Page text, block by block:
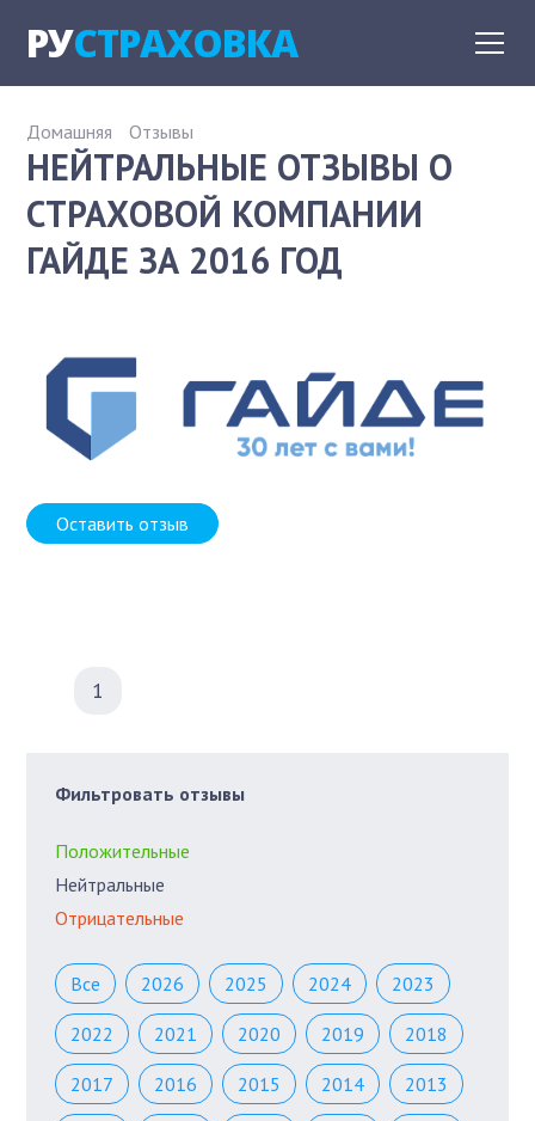
РУСТРАХОВКА
Домашняя Отзывы
НЕЙТРАЛЬНЫЕ ОТЗЫВЫ О
СТРАХОВОЙ КОМПАНИИ
ГАЙДЕ ЗА 2016 ГОД
Оставить отзыв
1
Фильтровать отзывы
Положительные
Нейтральные
Отрицательные
Все 2026 2025 2024 2023
2022 2021 2020 2019 2018
2017 2016 2015 2014 2013